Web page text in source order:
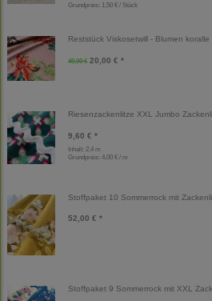
Grundpreis: 1,50 € / Stück
Reststück Viskosetwill - Blumen
40,00 € 20,00 € *
Riesenzackenlitze XXL Jumbo
9,60 € *
Inhalt: 2,4 m
Grundpreis: 4,00 € / m
Stoffpaket 10 Sommerrock mit
52,00 € *
Stoffpaket 9 Sommerrock mit XXL